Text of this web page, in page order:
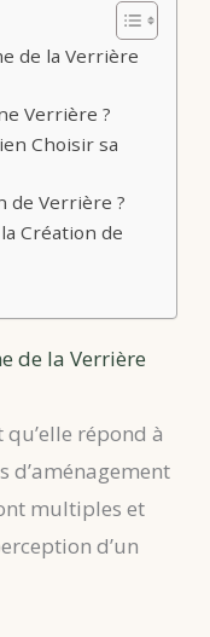
de la Verrière
Verrière ?
Choisir sa
de Verrière ?
Création de
de la Verrière
répond à
d’aménagement
multiples et
d’un